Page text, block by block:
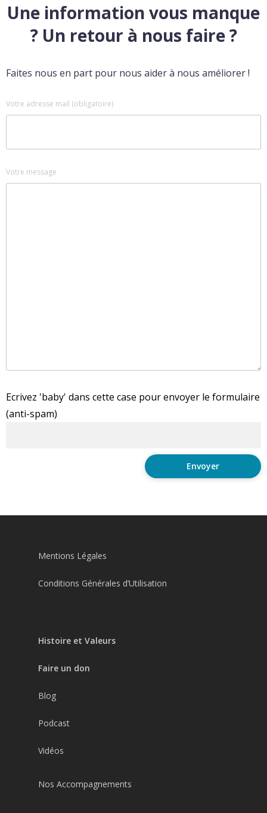
Une information vous manque
? Un retour à nous faire ?
Faites nous en part pour nous aider à nous améliorer !
Votre adresse mail (obligatoire)
Votre message
Ecrivez 'baby' dans cette case pour envoyer le formulaire
(anti-spam)
Mentions Légales
Conditions Générales d’Utilisation
Histoire et Valeurs
Faire un don
Blog
Podcast
Vidéos
Nos Accompagnements